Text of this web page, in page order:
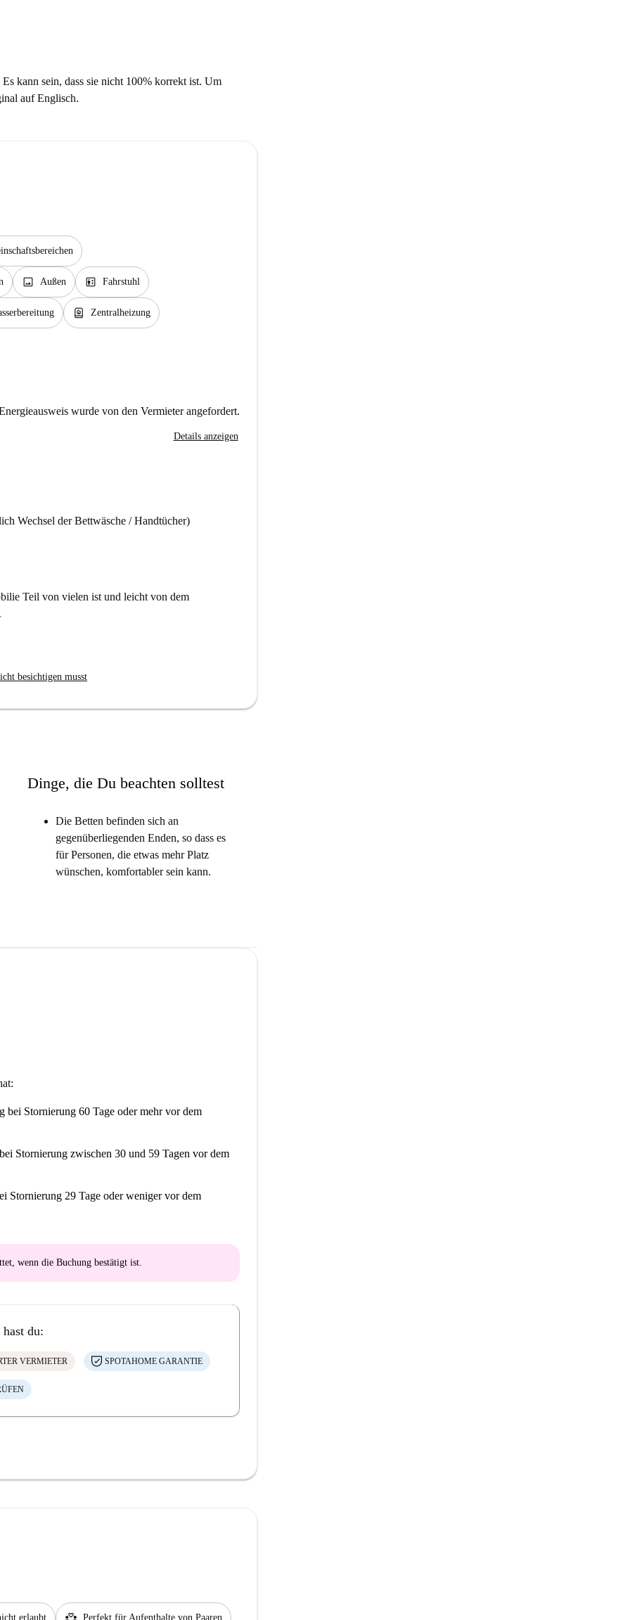
kann sein, dass sie nicht 100% korrekt ist. Um
auf Englisch.
image Außen elevator Fahrstuhl
water_heater Zentralheizung
wurde von den Vermieter angefordert.
Details anzeigen
Wechsel der Bettwäsche / Handtücher)
Teil von vielen ist und leicht von dem
das ist wahr. Sie haben immer ein Bett für die
in einem gut angebundenen und dennoch
Küche.
Paare mit den Betten an gegenüberliegenden
Berlin. Die Wohnung hat zwei
oder Studenten ist, der in einem
besichtigen musst
Dinge, die Du beachten solltest
Die Betten befinden sich an
gegenüberliegenden Enden, so dass es
für Personen, die etwas mehr Platz
wünschen, komfortabler sein kann.
bei Stornierung 60 Tage oder mehr vor dem
bei Stornierung zwischen 30 und 59 Tagen vor dem
Stornierung 29 Tage oder weniger vor dem
, wenn die Buchung bestätigt ist.
du:
VERMIETER SPOTAHOME GARANTIE
erlaubt Perfekt für Aufenthalte von Paaren